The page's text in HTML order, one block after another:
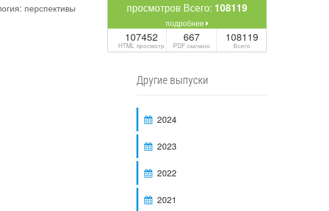
просмотров Всего: 108119
подробнее
107452
HTML просмотр
667
PDF скачано
108119
Всего
Другие выпуски
2024
2023
2022
2021